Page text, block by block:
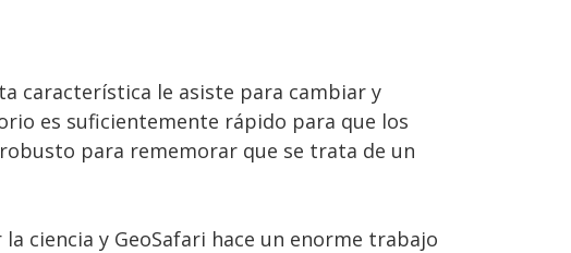
característica le asiste para cambiar y
es suficientemente rápido para que los
para rememorar que se trata de un
ciencia y GeoSafari hace un enorme trabajo